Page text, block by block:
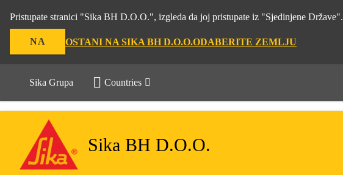
Pristupate stranici "Sika BH D.O.O.", izgleda da joj pristupate iz "Sjedinjene
NA OSTANI NA SIKA BH D.O.O.ODABERITE ZEMLJU
Sika Grupa Countries
Sika BH D.O.O.